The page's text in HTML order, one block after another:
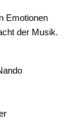
Emotionen
der Musik.